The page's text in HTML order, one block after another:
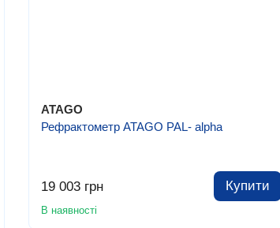
ATAGO
Рефрактометр ATAGO PAL- alpha
19 003 грн Купити
В наявності